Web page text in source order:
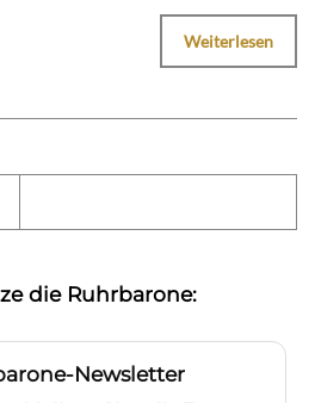
Weiterlesen
die Ruhrbarone:
Newsletter